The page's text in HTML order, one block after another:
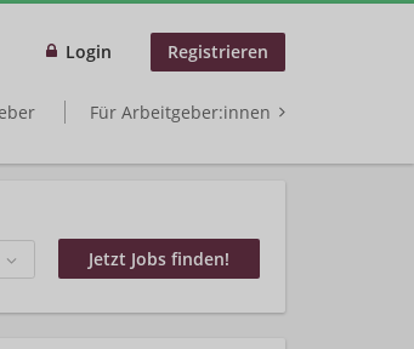
Login Registrieren
Für Arbeitgeber:innen